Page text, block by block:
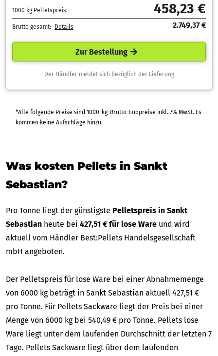
1000 kg Pelletspreis: 458,23 €
Brutto gesamt: Details 2.749,37 €
Zur Bestellung
Der Händler meldet sich bezüglich der Lieferung
*Alle folgende Preise sind 1000-kg-Brutto-Endpreise inkl. 7% MwSt. Es
kommen keine Aufschläge hinzu.
Was kosten Pellets in Sankt
Sebastian?
Pro Tonne liegt der günstigste Pelletspreis in Sankt
Sebastian heute bei 427,51 € für lose Ware und wird
aktuell vom Händler Best:Pellets Handelsgesellschaft
mbH angeboten.
Der Pelletspreis für lose Ware bei einer Abnahmemenge
von 6000 kg beträgt in Sankt Sebastian aktuell 427,51 €
pro Tonne. Für Pellets Sackware liegt der Preis bei einer
Menge von 6000 kg bei 540,49 € pro Tonne. Pellets lose
Ware liegt unter dem laufenden Durchschnitt der letzten 7
Tage. Pellets Sackware liegt über dem laufenden